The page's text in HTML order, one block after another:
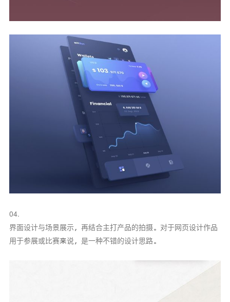
04.
界面设计与场景展示，再结合主打产品的拍摄。对于网页设计作品
用于参展或比赛来说，是一种不错的设计思路。